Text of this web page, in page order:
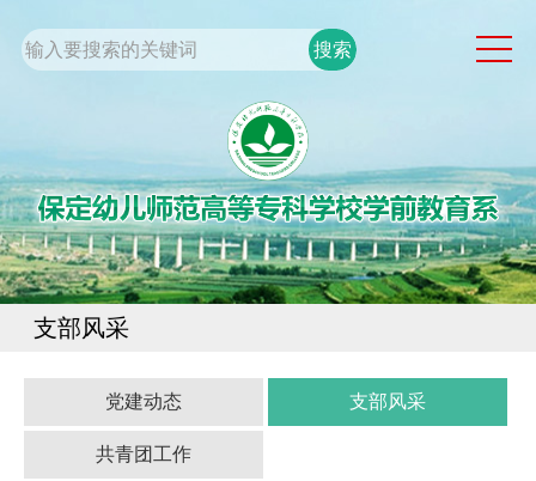
网站首页
通知公告
党团工作
专业建设
学生工作
支部风采
党建动态 支部风采
共青团工作